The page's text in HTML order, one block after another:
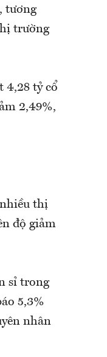
tương
trường
4,28 tỷ cổ
2,49%,
thị
độ giảm
sỉ trong
5,3%
nhân